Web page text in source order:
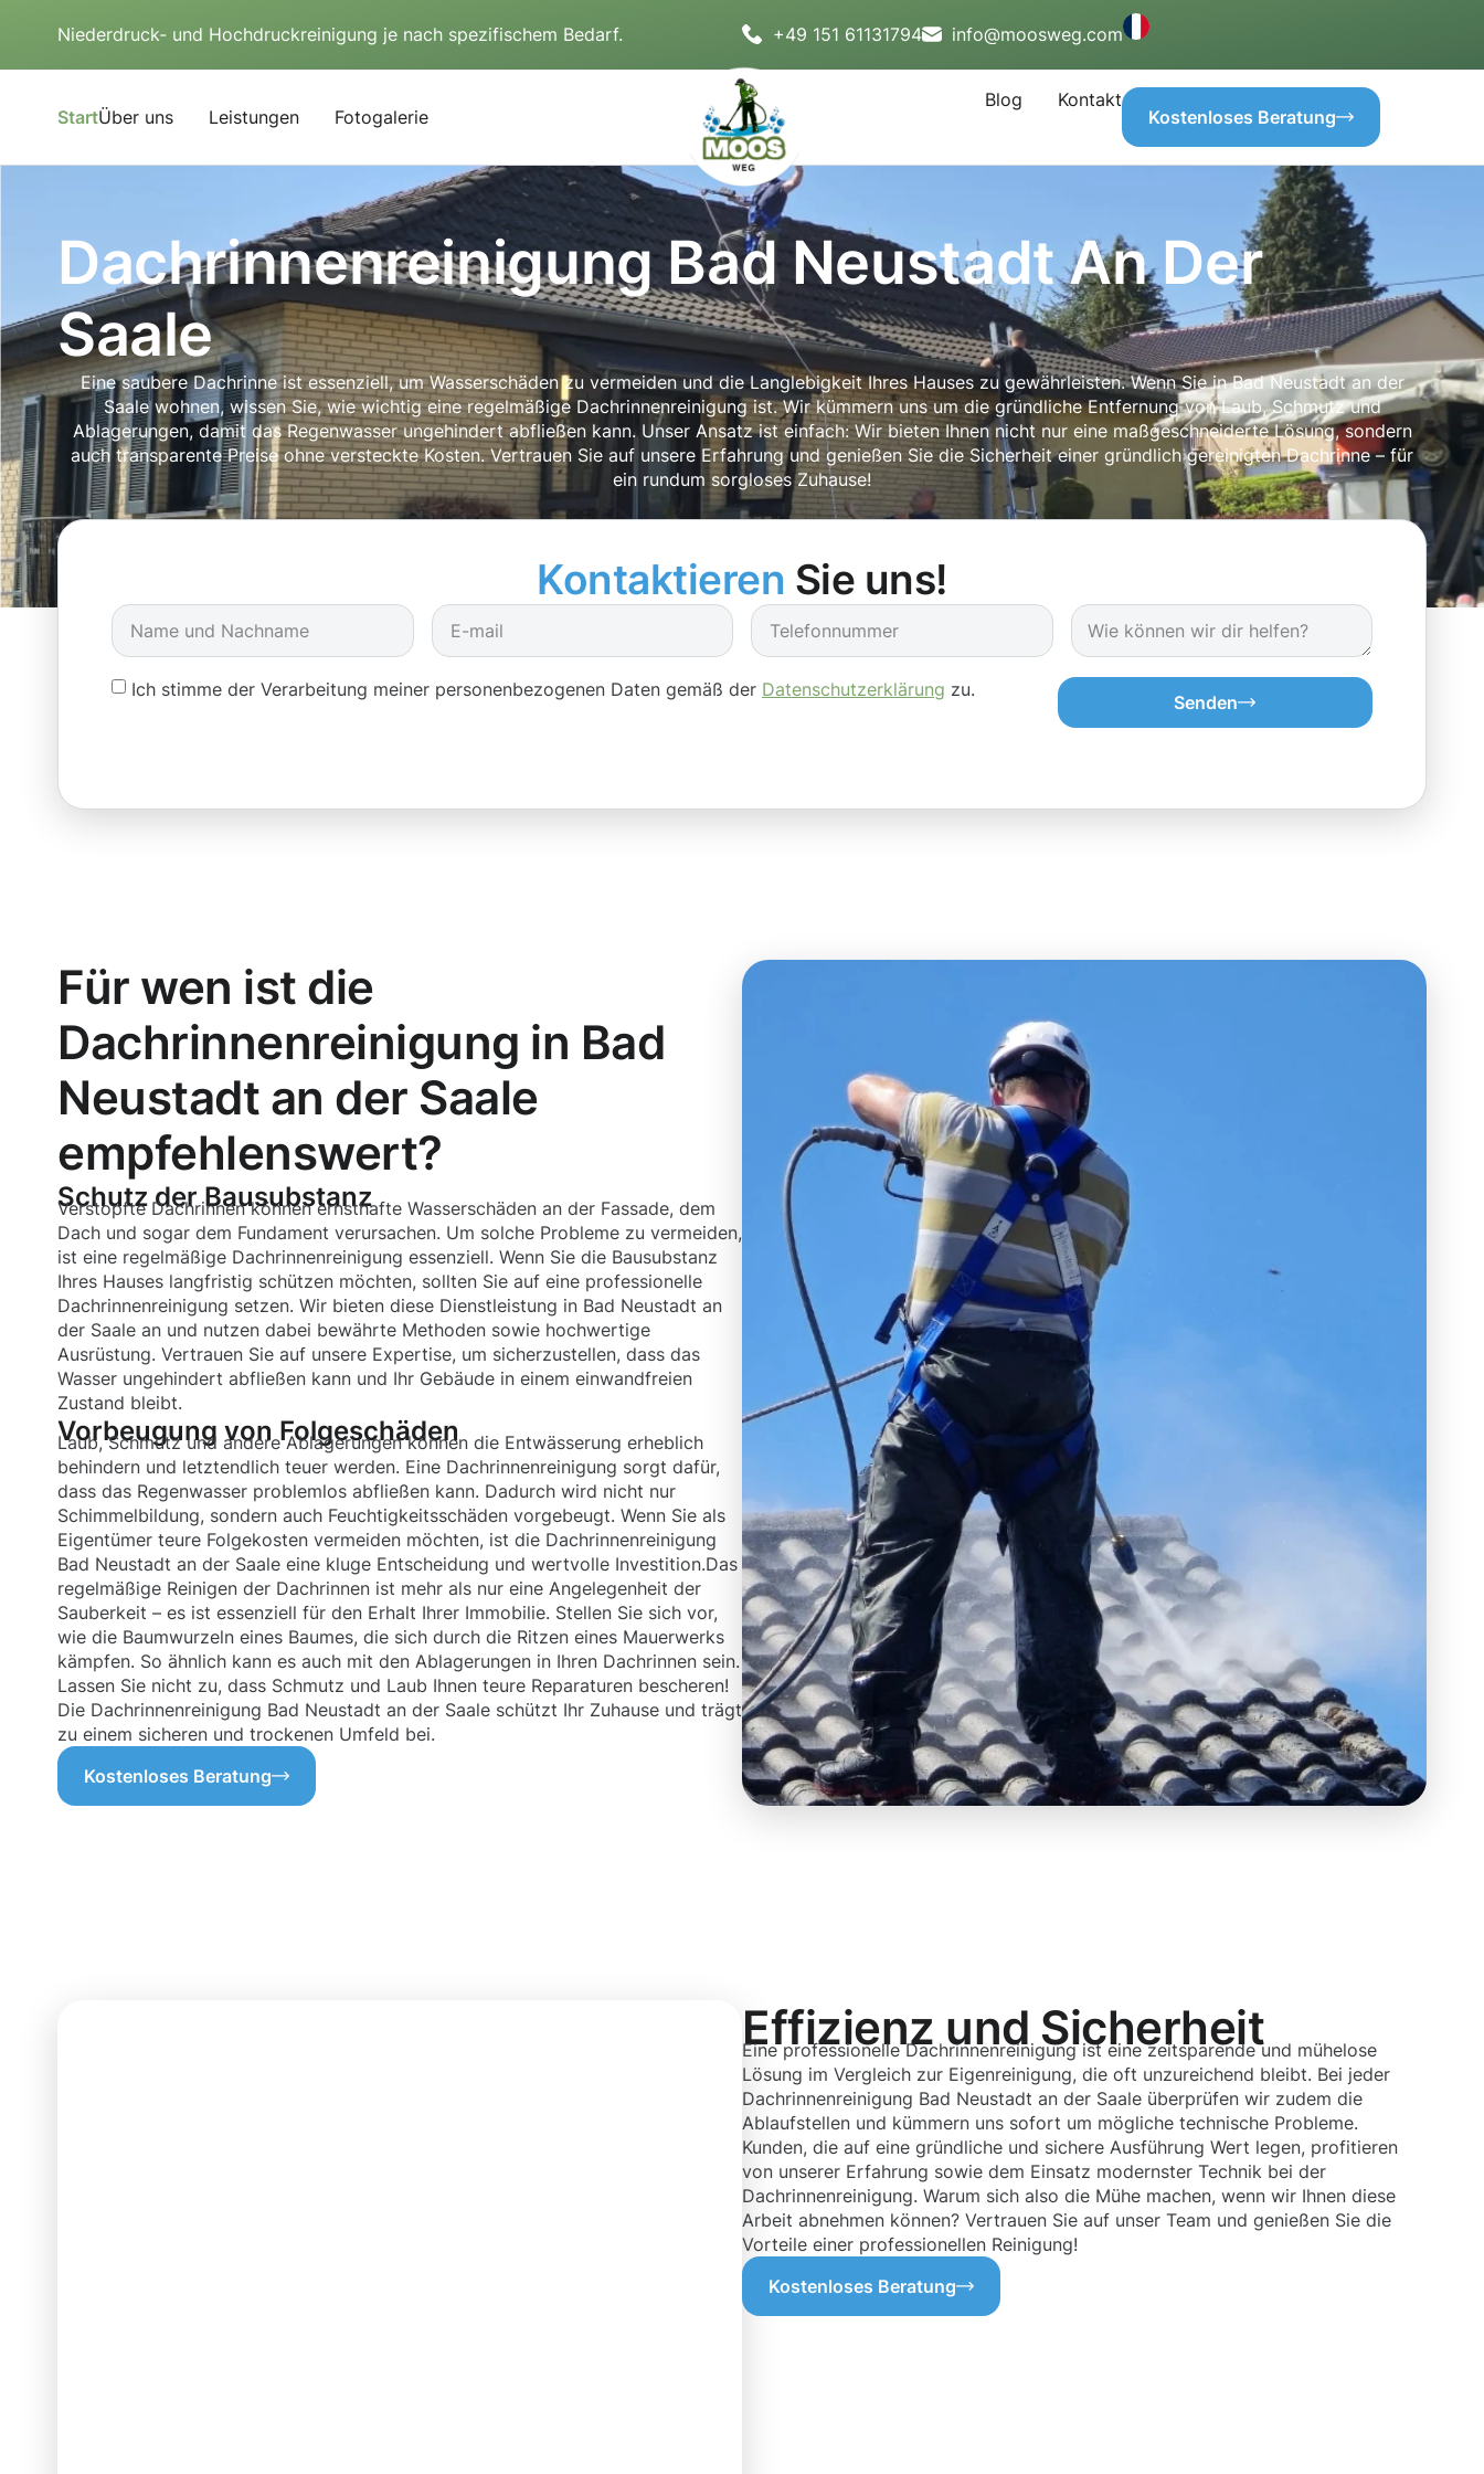
Niederdruck- und Hochdruckreinigung je nach spezifischem Bedarf. +49 151 61131794 info@moosweg.com
StartÜber uns Leistungen Fotogalerie
Blog
Kontakt
Kostenloses Beratung
Dachrinnenreinigung Bad Neustadt An Der
Saale
Eine saubere Dachrinne ist essenziell, um Wasserschäden zu vermeiden und die Langlebigkeit Ihres Hauses zu gewährleisten. Wenn Sie in Bad Neustadt an der
Saale wohnen, wissen Sie, wie wichtig eine regelmäßige Dachrinnenreinigung ist. Wir kümmern uns um die gründliche Entfernung von Laub, Schmutz und
Ablagerungen, damit das Regenwasser ungehindert abfließen kann. Unser Ansatz ist einfach: Wir bieten Ihnen nicht nur eine maßgeschneiderte Lösung, sondern
auch transparente Preise ohne versteckte Kosten. Vertrauen Sie auf unsere Erfahrung und genießen Sie die Sicherheit einer gründlich gereinigten Dachrinne – für
ein rundum sorgloses Zuhause!
Kontaktieren Sie uns!
Ich stimme der Verarbeitung meiner personenbezogenen Daten gemäß der Datenschutzerklärung zu.
Senden
Für wen ist die
Dachrinnenreinigung in Bad
Neustadt an der Saale
empfehlenswert?
Schutz der Bausubstanz
Verstopfte Dachrinnen können ernsthafte Wasserschäden an der Fassade, dem
Dach und sogar dem Fundament verursachen. Um solche Probleme zu vermeiden,
ist eine regelmäßige Dachrinnenreinigung essenziell. Wenn Sie die Bausubstanz
Ihres Hauses langfristig schützen möchten, sollten Sie auf eine professionelle
Dachrinnenreinigung setzen. Wir bieten diese Dienstleistung in Bad Neustadt an
der Saale an und nutzen dabei bewährte Methoden sowie hochwertige
Ausrüstung. Vertrauen Sie auf unsere Expertise, um sicherzustellen, dass das
Wasser ungehindert abfließen kann und Ihr Gebäude in einem einwandfreien
Zustand bleibt.
Vorbeugung von Folgeschäden
Laub, Schmutz und andere Ablagerungen können die Entwässerung erheblich
behindern und letztendlich teuer werden. Eine Dachrinnenreinigung sorgt dafür,
dass das Regenwasser problemlos abfließen kann. Dadurch wird nicht nur
Schimmelbildung, sondern auch Feuchtigkeitsschäden vorgebeugt. Wenn Sie als
Eigentümer teure Folgekosten vermeiden möchten, ist die Dachrinnenreinigung
Bad Neustadt an der Saale eine kluge Entscheidung und wertvolle Investition.Das
regelmäßige Reinigen der Dachrinnen ist mehr als nur eine Angelegenheit der
Sauberkeit – es ist essenziell für den Erhalt Ihrer Immobilie. Stellen Sie sich vor,
wie die Baumwurzeln eines Baumes, die sich durch die Ritzen eines Mauerwerks
kämpfen. So ähnlich kann es auch mit den Ablagerungen in Ihren Dachrinnen sein.
Lassen Sie nicht zu, dass Schmutz und Laub Ihnen teure Reparaturen bescheren!
Die Dachrinnenreinigung Bad Neustadt an der Saale schützt Ihr Zuhause und trägt
zu einem sicheren und trockenen Umfeld bei.
Kostenloses Beratung
Effizienz und Sicherheit
Eine professionelle Dachrinnenreinigung ist eine zeitsparende und mühelose
Lösung im Vergleich zur Eigenreinigung, die oft unzureichend bleibt. Bei jeder
Dachrinnenreinigung Bad Neustadt an der Saale überprüfen wir zudem die
Ablaufstellen und kümmern uns sofort um mögliche technische Probleme.
Kunden, die auf eine gründliche und sichere Ausführung Wert legen, profitieren
von unserer Erfahrung sowie dem Einsatz modernster Technik bei der
Dachrinnenreinigung. Warum sich also die Mühe machen, wenn wir Ihnen diese
Arbeit abnehmen können? Vertrauen Sie auf unser Team und genießen Sie die
Vorteile einer professionellen Reinigung!
Kostenloses Beratung